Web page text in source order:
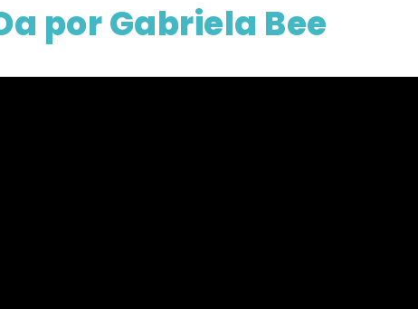
por Gabriela Bee